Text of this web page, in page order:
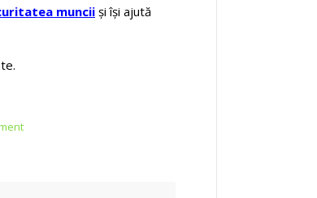
muncii și își ajută